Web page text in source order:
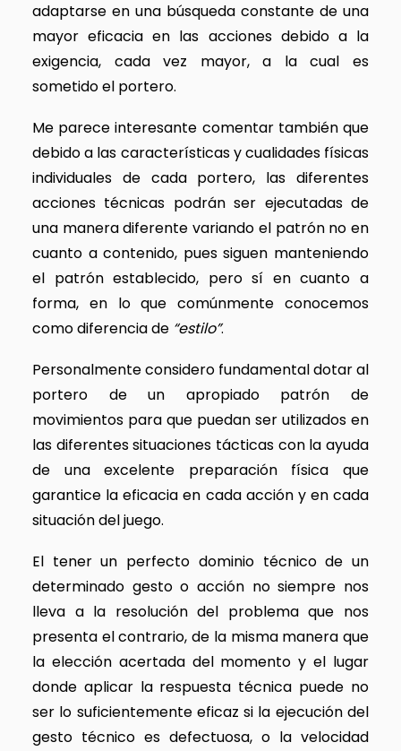
adaptarse en una búsqueda constante de una
mayor eficacia en las acciones debido a la
exigencia, cada vez mayor, a la cual es
sometido el portero.
Me parece interesante comentar también que
debido a las características y cualidades físicas
individuales de cada portero, las diferentes
acciones técnicas podrán ser ejecutadas de
una manera diferente variando el patrón no en
cuanto a contenido, pues siguen manteniendo
el patrón establecido, pero sí en cuanto a
forma, en lo que comúnmente conocemos
como diferencia de “estilo”.
Personalmente considero fundamental dotar al
portero de un apropiado patrón de
movimientos para que puedan ser utilizados en
las diferentes situaciones tácticas con la ayuda
de una excelente preparación física que
garantice la eficacia en cada acción y en cada
situación del juego.
El tener un perfecto dominio técnico de un
determinado gesto o acción no siempre nos
lleva a la resolución del problema que nos
presenta el contrario, de la misma manera que
la elección acertada del momento y el lugar
donde aplicar la respuesta técnica puede no
ser lo suficientemente eficaz si la ejecución del
gesto técnico es defectuosa, o la velocidad